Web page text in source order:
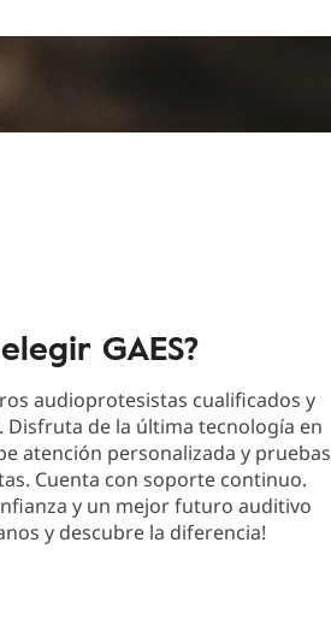
GAES?
audioprotesistas cualificados y
Disfruta de la última tecnología en
atención personalizada y pruebas
Cuenta con soporte continuo.
y un mejor futuro auditivo
y descubre la diferencia!